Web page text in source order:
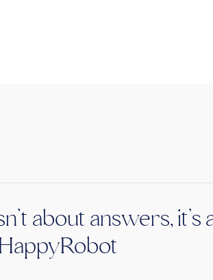
about answers,